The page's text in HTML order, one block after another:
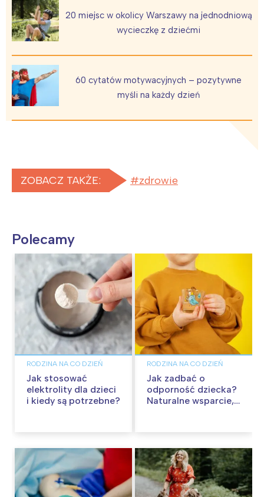
20 miejsc w okolicy Warszawy na jednodniową
wycieczkę z dziećmi
60 cytatów motywacyjnych – pozytywne
myśli na każdy dzień
ZOBACZ TAKŻE: zdrowie
Polecamy
RODZINA NA CO DZIEŃ
Jak stosować
elektrolity dla dzieci
i kiedy są potrzebne?
RODZINA NA CO DZIEŃ
Jak zadbać o
odporność dziecka?
Naturalne wsparcie,